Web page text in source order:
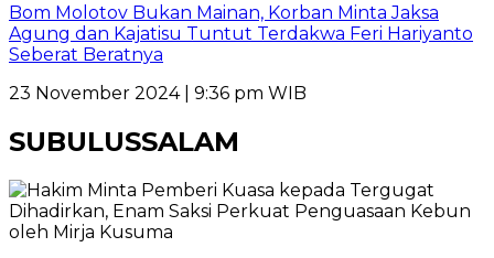
Bom Molotov Bukan Mainan, Korban Minta Jaksa
Agung dan Kajatisu Tuntut Terdakwa Feri Hariyanto
Seberat Beratnya
23 November 2024 | 9:36 pm WIB
SUBULUSSALAM